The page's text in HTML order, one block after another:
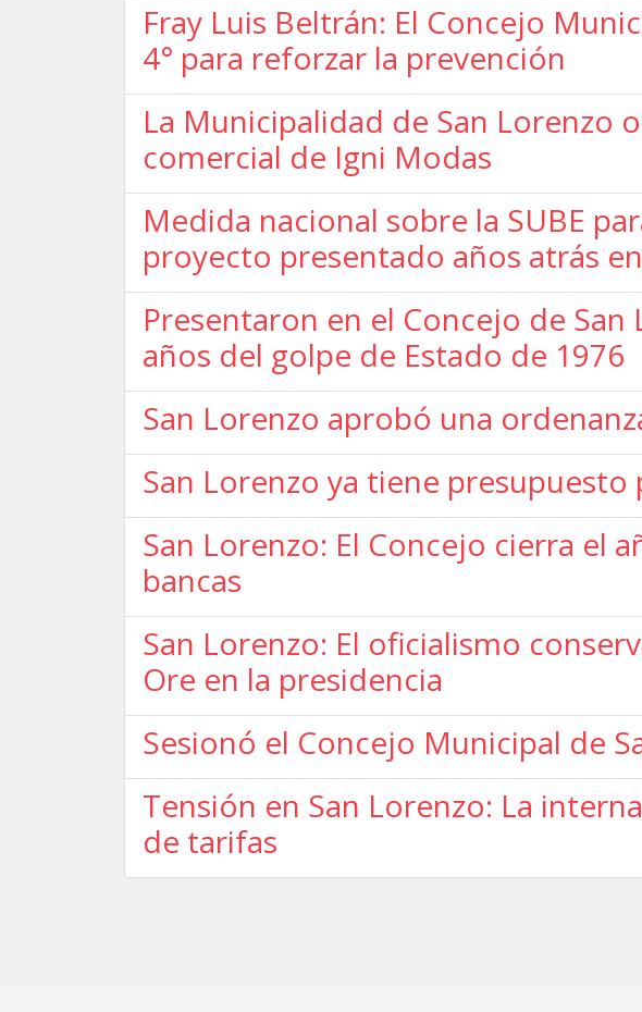
Fray Luis Beltrán: El Concejo
4° para reforzar la prevención
La Municipalidad de San
comercial de Igni Modas
Medida nacional sobre la SUBE
proyecto presentado años atrás
Presentaron en el Concejo de
años del golpe de Estado de 1976
San Lorenzo aprobó una
San Lorenzo ya tiene presupuesto
San Lorenzo: El Concejo cierra el
bancas
San Lorenzo: El oficialismo
Ore en la presidencia
Sesionó el Concejo Municipal de
Tensión en San Lorenzo: La
de tarifas